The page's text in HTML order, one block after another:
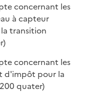
concernant les
à capteur
transition
concernant les
d'impôt pour la
quater)